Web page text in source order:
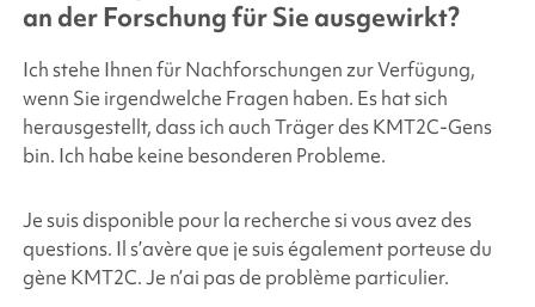
an der Forschung für Sie ausgewirkt?
Ich stehe Ihnen für Nachforschungen zur Verfügung,
wenn Sie irgendwelche Fragen haben. Es hat sich
herausgestellt, dass ich auch Träger des KMT2C-Gens
bin. Ich habe keine besonderen Probleme.
Je suis disponible pour la recherche si vous avez des
questions. Il s’avère que je suis également porteuse du
gène KMT2C. Je n’ai pas de problème particulier.